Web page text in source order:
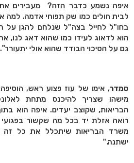
איפה נשמע כדבר הזה? מעבירים את
לבית חולים כמו שק תפוחי אדמה. למה
בחו"ל לחייל בצה"ל שנלחם להגן על
הוא לדאוג לעידו כמו שהוא דאג לנו,
גם על הסיכוי הבודד שהוא אולי יתעורר".
סמדר, אימו של עוז פצוע ראש, הוסיפה:
מישהו שצריך להיכנס מתחת
הבריאות, שקוצב יעדים. איפה הוא
רואה אזלת יד בכל מה שקשור
משרד הבריאות שיתכלל את כל זה
ישתנה."